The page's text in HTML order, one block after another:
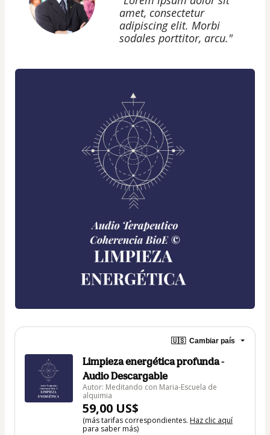
amet, consectetur
adipiscing elit. Morbi
sodales porttitor, arcu."
🇺🇸 Cambiar país
Limpieza energética profunda -
Audio Descargable
Autor: Meditando con Maria-Escuela de
alquimia
59,00 US$
(más tarifas correspondientes. Haz clic aquí
para saber más)